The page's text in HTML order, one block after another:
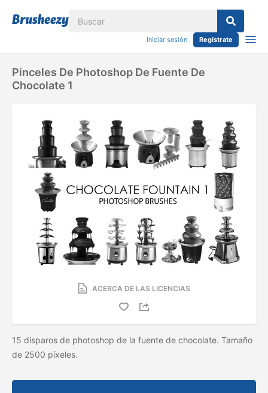
Iniciar sesión Regístrate
Pinceles De Photoshop De Fuente De
Chocolate 1
ACERCA DE LAS LICENCIAS
15 disparos de photoshop de la fuente de chocolate. Tamaño
de 2500 píxeles.